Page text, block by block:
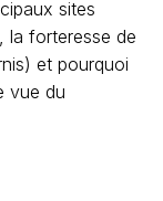
sites
la forteresse de
et pourquoi
vue du